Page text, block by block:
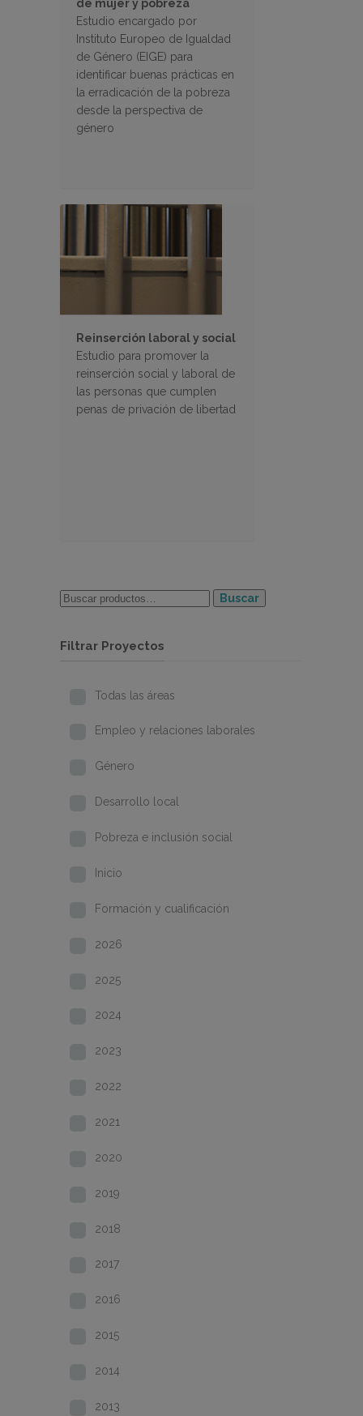
de mujer y pobreza
Estudio encargado por
Instituto Europeo de Igualdad
de Género (EIGE) para
identificar buenas prácticas en
la erradicación de la pobreza
desde la perspectiva de
género
Reinserción laboral y social
Estudio para promover la
reinserción social y laboral de
las personas que cumplen
penas de privación de libertad
Buscar
Filtrar Proyectos
Todas las áreas
Empleo y relaciones laborales
Género
Desarrollo local
Pobreza e inclusión social
Inicio
Formación y cualificación
2026
2025
2024
2023
2022
2021
2020
2019
2018
2017
2016
2015
2014
2013